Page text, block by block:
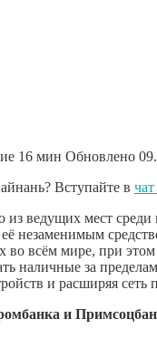
16 мин Обновлено
Вступайте в
из ведущих мест
её незаменимым
во всём мире, при
наличные за
и расширяя сеть
и